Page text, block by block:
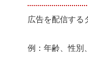
広告を配信する
例：年齢、性別